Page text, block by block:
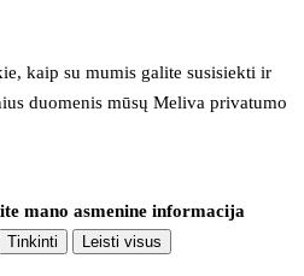
kaip su mumis galite susisiekti ir
duomenis mūsų Meliva privatumo
mano asmenine informacija
Tinkinti Leisti visus